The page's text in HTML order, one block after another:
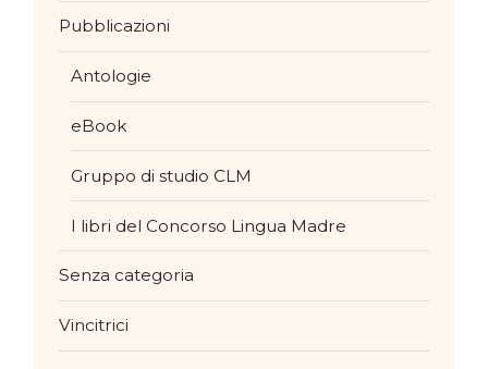
Pubblicazioni
Antologie
eBook
Gruppo di studio CLM
I libri del Concorso Lingua Madre
Senza categoria
Vincitrici